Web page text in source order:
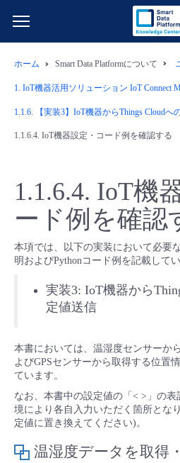
データ利活用
ネットワーク
サポート
管理機能
すべてのメニューを見る
よくある質問
クラウド/サーバー
ネットワーク
モニタリング/監査
サポート
管理機能
料金シミュレーター
データ利活用
ネットワーク
IoT
モニタリング/監査
ご利用開始ガイド
■ 管理機能
- 新規お申し込み方法
- 初期設定・確認
- ユーザー機能の管理
- セキュリティ・監査
- データと分析
- IoT
- マルチクラウド利用
サービス稼働状況
故障/メンテナンス履歴
メンテナンス予定
パートナー
協業パートナー
トレーニング/操作動画
脱炭素化
ホーム Smart Data Platformについて
1. IoT機器活用ソリューション IoT Connect Mobile Type S/IoT Connect
1.1.6. 【実装3】IoT機器からThings Cloudへ
1.1.6.4. IoT機器設定・コード例を確認する
1.1.6.4. IoT機
ード例を確認
本項では、以下の実装において必要
明およびPythonコード例を記載してい
実装3: IoT機器から
定値送信
本書においては、温湿度センサーか
よびGPSセンサーから取得する位置
ています。
なお、本書中の設定値の「< >」の
境により各自入力いただく箇所とな
定値に置き換えてください)。
温湿度データを取得